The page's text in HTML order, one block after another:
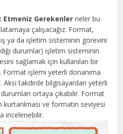
Gerekenler neler bu
çalışacağız. Format,
ya da işletim sisteminin görevini
durumlar) işletim sisteminin
sağlamak için kullanılan bir
işlemi yeterli donanıma
Aksi takdirde bilgisayardan yeterli
ortaya çıkabilir. Format
ve formatın seviyesi
incelenebilir.